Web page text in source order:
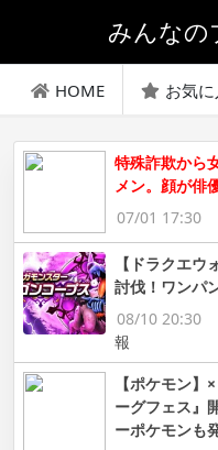
みんなの
HOME お気に
特殊詐欺から
メン。顔が俳
07/01 17:30
【ドラクエ
討伐！ワンパ
08/10 20:30
報
【ポケモン】
ーグフェス』
ーポケモンも